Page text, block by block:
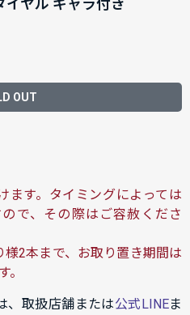
イヤル ギャラ付き
OUT
ます。タイミングによっては
で、その際はご容赦くださ
2本まで、お取り置き期間は
。
、取扱店舗または公式LINEま